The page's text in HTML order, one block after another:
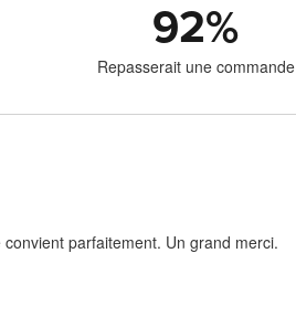
92%
Repasserait une commande
parfaitement. Un grand merci.